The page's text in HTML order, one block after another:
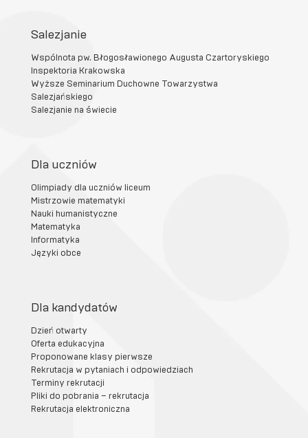
Salezjanie
Wspólnota pw. Błogosławionego Augusta Czartoryskiego
Inspektoria Krakowska
Wyższe Seminarium Duchowne Towarzystwa
Salezjańskiego
Salezjanie na świecie
Dla uczniów
Olimpiady dla uczniów liceum
Mistrzowie matematyki
Nauki humanistyczne
Matematyka
Informatyka
Języki obce
Dla kandydatów
Dzień otwarty
Oferta edukacyjna
Proponowane klasy pierwsze
Rekrutacja w pytaniach i odpowiedziach
Terminy rekrutacji
Pliki do pobrania – rekrutacja
Rekrutacja elektroniczna